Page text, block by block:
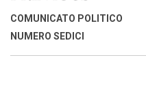
o
o
A
p
d
COMUNICATO POLITICO
NUMERO SEDICI